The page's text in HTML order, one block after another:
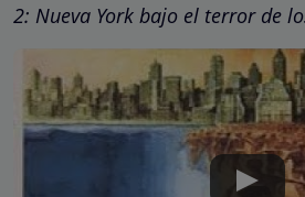
2: Nueva York bajo el terror de